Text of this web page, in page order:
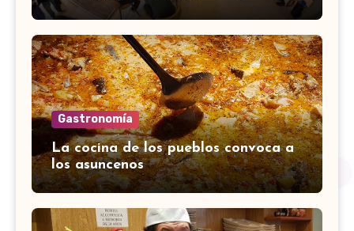
Gastronomía
La cocina de los pueblos convoca a
los asuncenos